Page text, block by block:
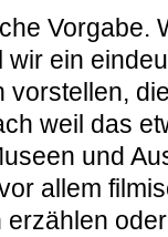
Vorgabe.
ein
vorstellen,
weil das
und
allem